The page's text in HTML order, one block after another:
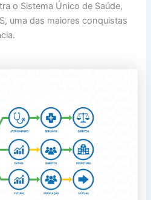
o Sistema Único de Saúde,
uma das maiores conquistas